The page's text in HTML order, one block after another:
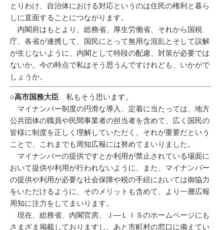
とりわけ、自治体における対応というのは住民の権利と暮ら
しに直面することにつながります。
内閣府はもとより、総務省、厚生労働省、それから国税
庁、各省が連携して、国民にとって無用な混乱とそして誤解
が生じないように、内閣として特段の配慮、対策が必要では
ないか。今の時点で私はそう思うんですけれども、いかがで
しょうか。
○高市国務大臣 私もそう思います。
マイナンバー制度の円滑な導入、定着に当たっては、地方
公共団体の職員や民間事業者の担当者を含めて、広く国民の
皆様に制度を正しく理解していただく、それが重要だという
ことで、これまでも周知広報には努めてまいりました。
マイナンバーの提供ですとか利用が禁止されている場面に
おいて提供や利用が行われないように、また、マイナンバー
の提供や利用が必要な社会保障や税の手続においては御協力
をいただけるように、そのメリットも含めて、より一層広報
周知に注力をしてまいります。
現在、総務省、内閣官房、Ｊ―ＬＩＳのホームページにも
さまざま掲載しておりますし、あと市町村の窓口に備えてい